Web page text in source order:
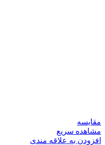
مقایسه
مشاهده سریع
افزودن به علاقه مندی